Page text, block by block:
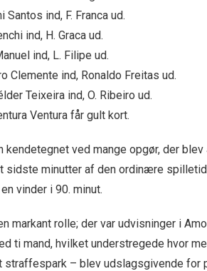
Santos ind, F. Franca ud.
ind, H. Graca ud.
ind, L. Filipe ud.
Clemente ind, Ronaldo Freitas ud.
Teixeira ind, O. Ribeiro ud.
Ventura får gult kort.
kendetegnet ved mange opgør, der
sidste minutter af den ordinære
vinder i 90. minut.
markant rolle; der var udvisninger i
ti mand, hvilket understregede hvor
straffespark – blev udslagsgivende for